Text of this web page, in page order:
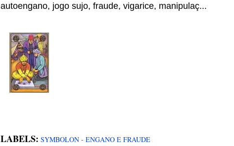
autoengano, jogo sujo, fraude, vigarice, manipulaç...
LABELS: SYMBOLON - ENGANO E FRAUDE